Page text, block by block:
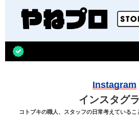
Instagram
インスタグ
コトブキの職人、スタッフの日常考えているこ